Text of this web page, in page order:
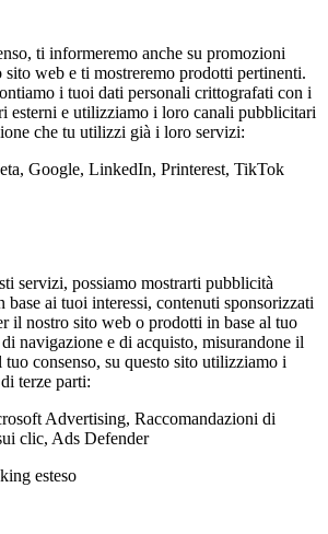
ti informeremo anche su promozioni
sito web e ti mostreremo prodotti pertinenti.
i tuoi dati personali crittografati con i
esterni e utilizziamo i loro canali pubblicitari
che tu utilizzi già i loro servizi:
Google, LinkedIn, Printerest, TikTok
servizi, possiamo mostrarti pubblicità
base ai tuoi interessi, contenuti sponsorizzati
il nostro sito web o prodotti in base al tuo
navigazione e di acquisto, misurandone il
tuo consenso, su questo sito utilizziamo i
terze parti:
Advertising, Raccomandazioni di
clic, Ads Defender
esteso